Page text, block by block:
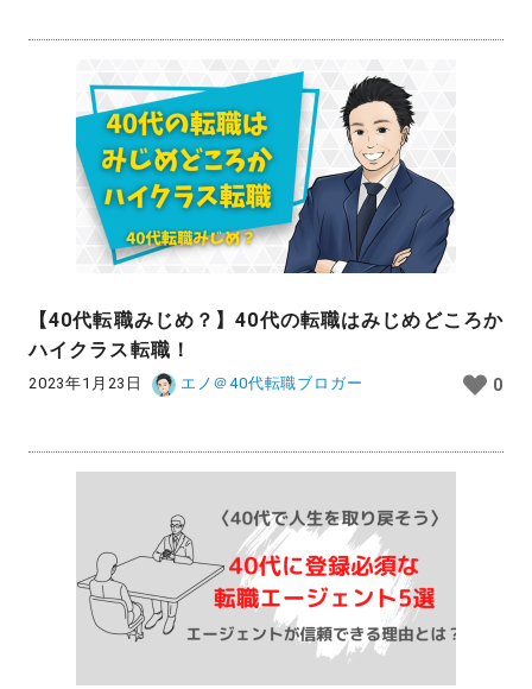
【40代転職みじめ？】40代の転職はみじめどころか
ハイクラス転職！
2023年1月23日 エノ＠40代転職ブロガー 0